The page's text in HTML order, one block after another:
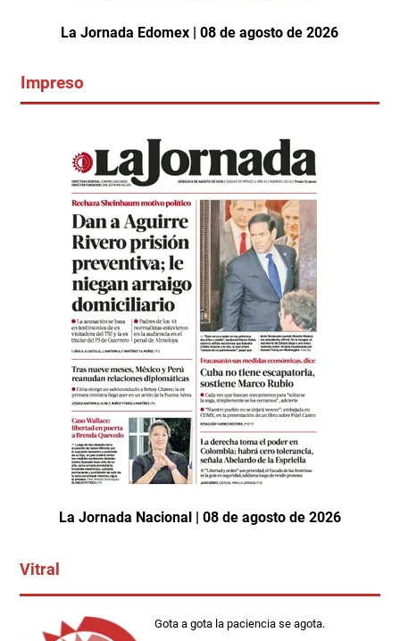
La Jornada Edomex | 08 de agosto de 2026
Impreso
La Jornada Nacional | 08 de agosto de 2026
Vitral
Gota a gota la paciencia se agota.